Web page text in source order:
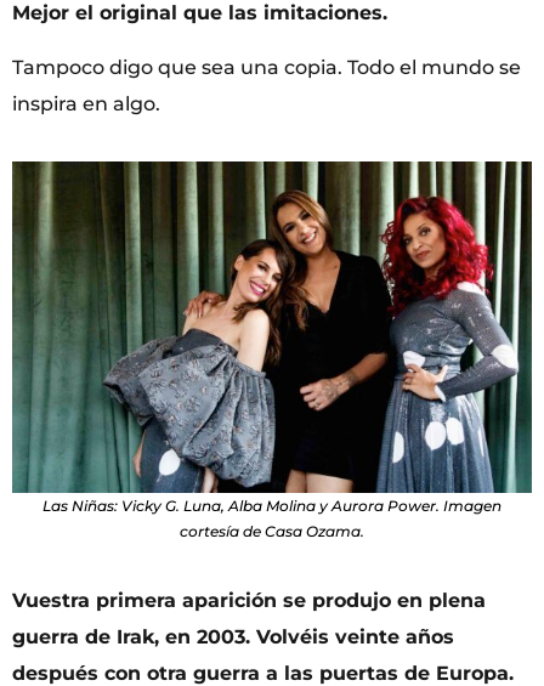
Mejor el original que las imitaciones.
Tampoco digo que sea una copia. Todo el mundo se
inspira en algo.
Las Niñas: Vicky G. Luna, Alba Molina y Aurora Power. Imagen
cortesía de Casa Ozama.
Vuestra primera aparición se produjo en plena
guerra de Irak, en 2003. Volvéis veinte años
después con otra guerra a las puertas de Europa.